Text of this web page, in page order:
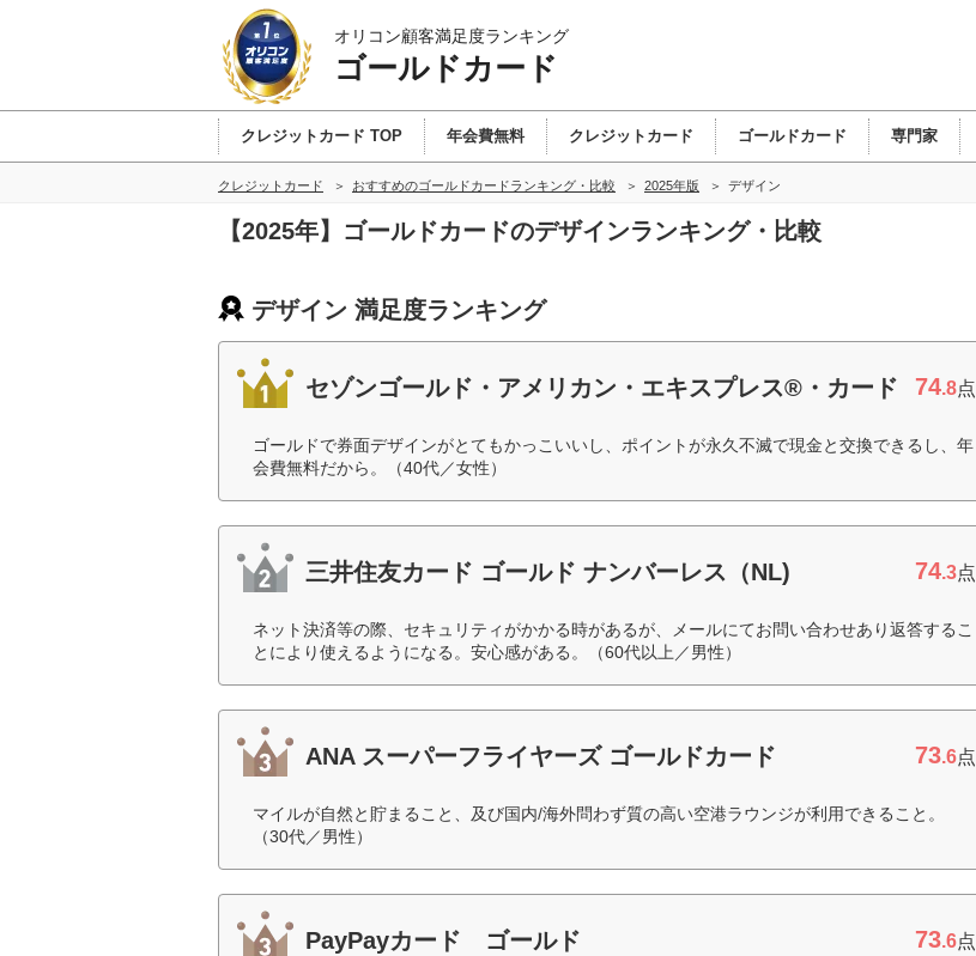
オリコン顧客満足度ランキング
ゴールドカード
クレジットカード TOP 年会費無料 クレジットカード ゴールドカード 専門家
クレジットカード おすすめのゴールドカードランキング・比較 2025年版 デザイン
【2025年】ゴールドカードのデザインランキング・比較
デザイン 満足度ランキング
セゾンゴールド・アメリカン・エキスプレス®・カード 74.8点
ゴールドで券面デザインがとてもかっこいいし、ポイントが永久不滅で現金と交換できるし、年
会費無料だから。（40代／女性）
三井住友カード ゴールド ナンバーレス（NL) 74.3点
ネット決済等の際、セキュリティがかかる時があるが、メールにてお問い合わせあり返答するこ
とにより使えるようになる。安心感がある。（60代以上／男性）
ANA スーパーフライヤーズ ゴールドカード 73.6点
マイルが自然と貯まること、及び国内/海外問わず質の高い空港ラウンジが利用できること。
（30代／男性）
PayPayカード ゴールド 73.6点